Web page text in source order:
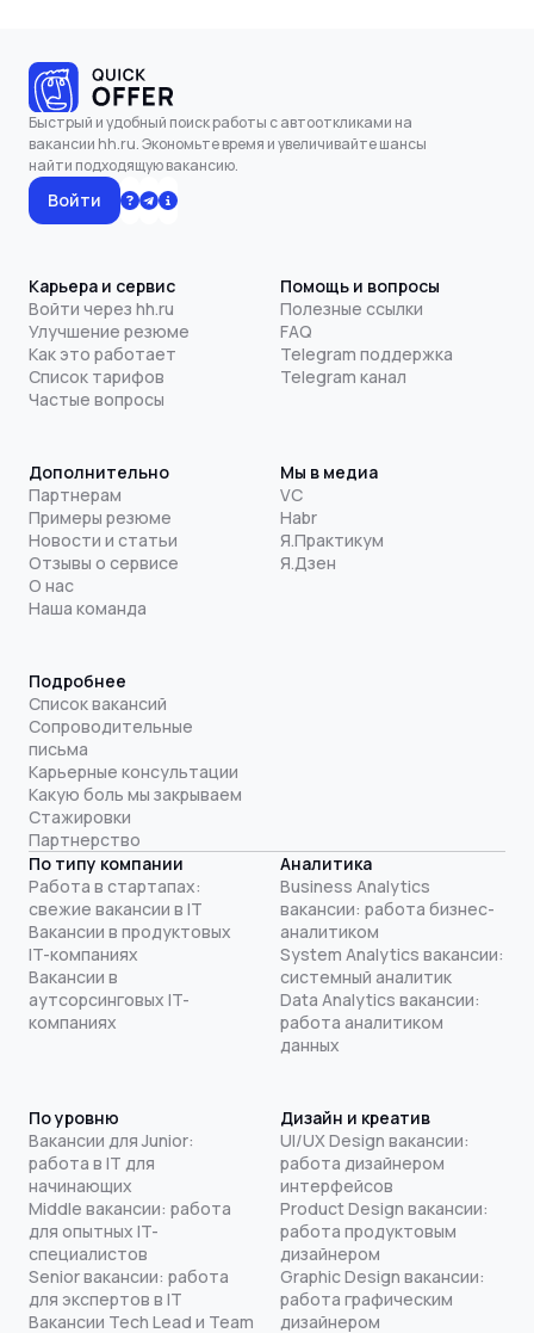
Быстрый и удобный поиск работы с автооткликами на
вакансии hh.ru. Экономьте время и увеличивайте шансы
найти подходящую вакансию.
Войти
Карьера и сервис
Войти через hh.ru
Улучшение резюме
Как это работает
Список тарифов
Частые вопросы
Помощь и вопросы
Полезные ссылки
FAQ
Telegram поддержка
Telegram канал
Дополнительно
Партнерам
Примеры резюме
Новости и статьи
Отзывы о сервисе
О нас
Наша команда
Мы в медиа
VC
Habr
Я.Практикум
Я.Дзен
Подробнее
Список вакансий
Сопроводительные
письма
Карьерные консультации
Какую боль мы закрываем
Стажировки
Партнерство
По типу компании
Работа в стартапах:
свежие вакансии в IT
Вакансии в продуктовых
IT-компаниях
Вакансии в
аутсорсинговых IT-
компаниях
Аналитика
Business Analytics
вакансии: работа бизнес-
аналитиком
System Analytics вакансии:
системный аналитик
Data Analytics вакансии:
работа аналитиком
данных
По уровню
Вакансии для Junior:
работа в IT для
начинающих
Middle вакансии: работа
для опытных IT-
специалистов
Senior вакансии: работа
для экспертов в IT
Вакансии Tech Lead и Team
Дизайн и креатив
UI/UX Design вакансии:
работа дизайнером
интерфейсов
Product Design вакансии:
работа продуктовым
дизайнером
Graphic Design вакансии:
работа графическим
дизайнером